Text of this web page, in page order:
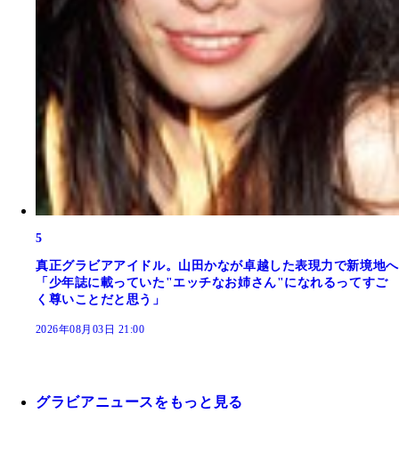
5
真正グラビアアイドル。山田かなが卓越した表現力で新境地へ
「少年誌に載っていた"エッチなお姉さん"になれるってすご
く尊いことだと思う」
2026年08月03日 21:00
グラビアニュースをもっと見る